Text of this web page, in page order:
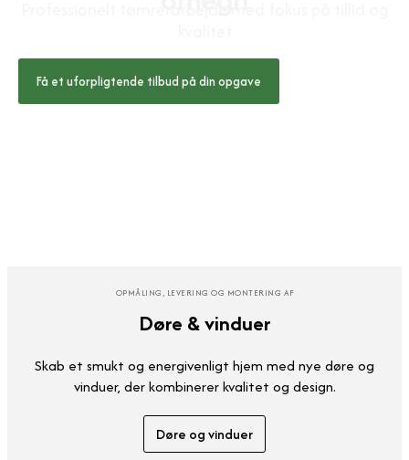
Få et uforpligtende tilbud på din opgave
OPMÅLING, LEVERING OG MONTERING AF
Døre & vinduer
Skab et smukt og energivenligt hjem med nye døre og
vinduer, der kombinerer kvalitet og design.
Døre og vinduer